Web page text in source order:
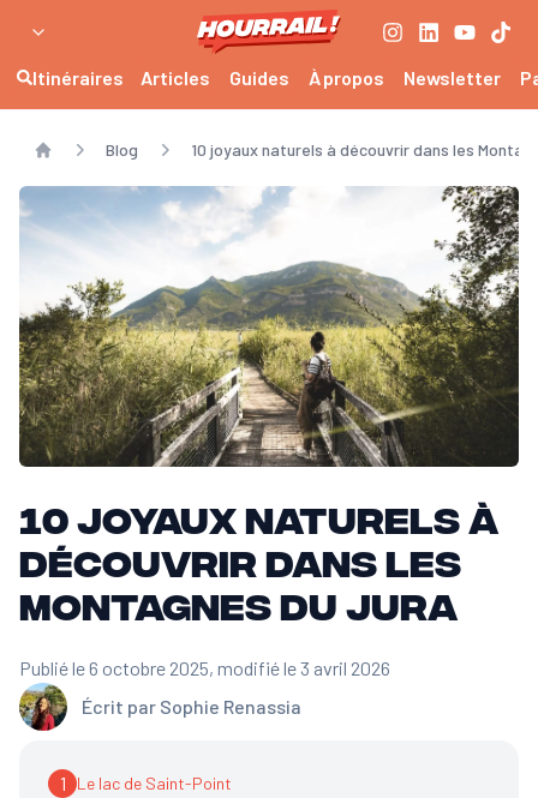
Itinéraires Articles Guides À propos Newsletter
Home
Blog 10 joyaux naturels à découvrir dans les
10 joyaux naturels à
découvrir dans les
Montagnes du Jura
Écrit par Sophie Renassia
Publié le 6 octobre 2025, modifié le 3 avril 2026
1 Le lac de Saint-Point